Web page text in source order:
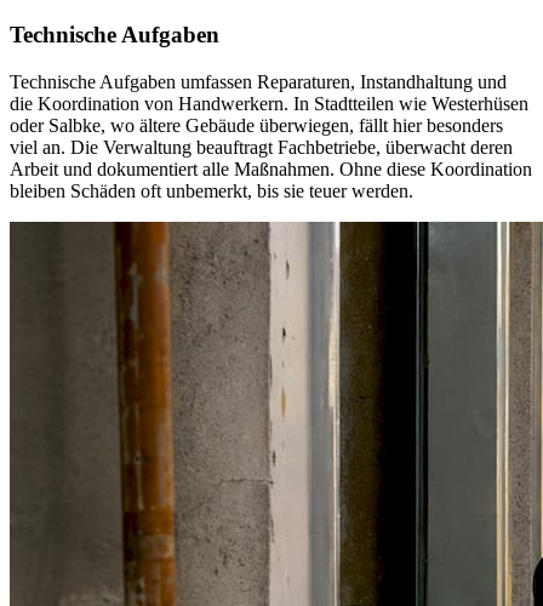
Technische Aufgaben
Technische Aufgaben umfassen Reparaturen, Instandhaltung und
die Koordination von Handwerkern. In Stadtteilen wie Westerhüsen
oder Salbke, wo ältere Gebäude überwiegen, fällt hier besonders
viel an. Die Verwaltung beauftragt Fachbetriebe, überwacht deren
Arbeit und dokumentiert alle Maßnahmen. Ohne diese Koordination
bleiben Schäden oft unbemerkt, bis sie teuer werden.